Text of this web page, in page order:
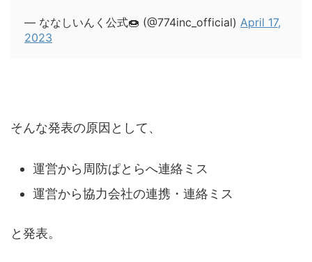
— ななしいんく公式🍩 (@774inc_official) April 17,
2023
そんな発表の原因として、
運営から周防ぱとらへ連絡ミス
運営から協力会社の連携・連絡ミス
と発表。